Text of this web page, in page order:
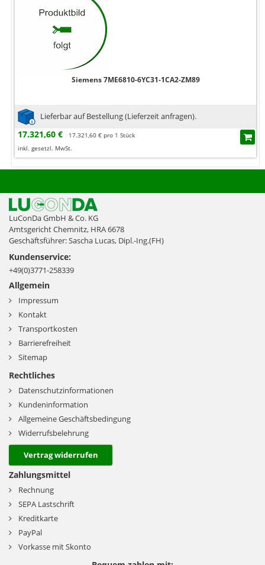
Siemens 7ME6810-6YC31-1CA2-ZM89
Lieferbar auf Bestellung (Lieferzeit anfragen).
17.321,60 €
17.321,60 € pro 1 Stück
inkl. gesetzl. MwSt.
LuConDa GmbH & Co. KG
Amtsgericht Chemnitz, HRA 6678
Geschäftsführer: Sascha Lucas, Dipl.-Ing.(FH)
Kundenservice:
+49(0)3771-258339
Allgemein
Impressum
Kontakt
Transportkosten
Barrierefreiheit
Sitemap
Rechtliches
Datenschutzinformationen
Kundeninformation
Allgemeine Geschäftsbedingung
Widerrufsbelehrung
Vertrag widerrufen
Zahlungsmittel
Rechnung
SEPA Lastschrift
Kreditkarte
PayPal
Vorkasse mit Skonto